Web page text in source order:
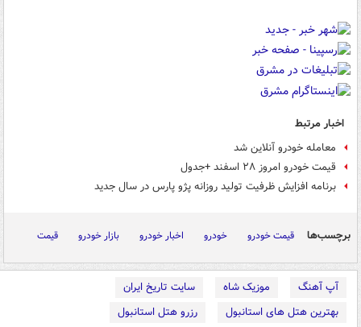
اخبار مرتبط
معامله خودرو آنلاین شد
قیمت خودرو امروز ۲۸ اسفند +جدول
برنامه افزایش ظرفیت تولید روزانه پژو پارس در سال جدید
برچسب‌ها قیمت خودرو خودرو اخبار خودرو بازار خودرو قیمت
آپ آهنگ موزیک شاه
سایت تاریخ ایران
بهترین هتل های استانبول
رزرو هتل استانبول